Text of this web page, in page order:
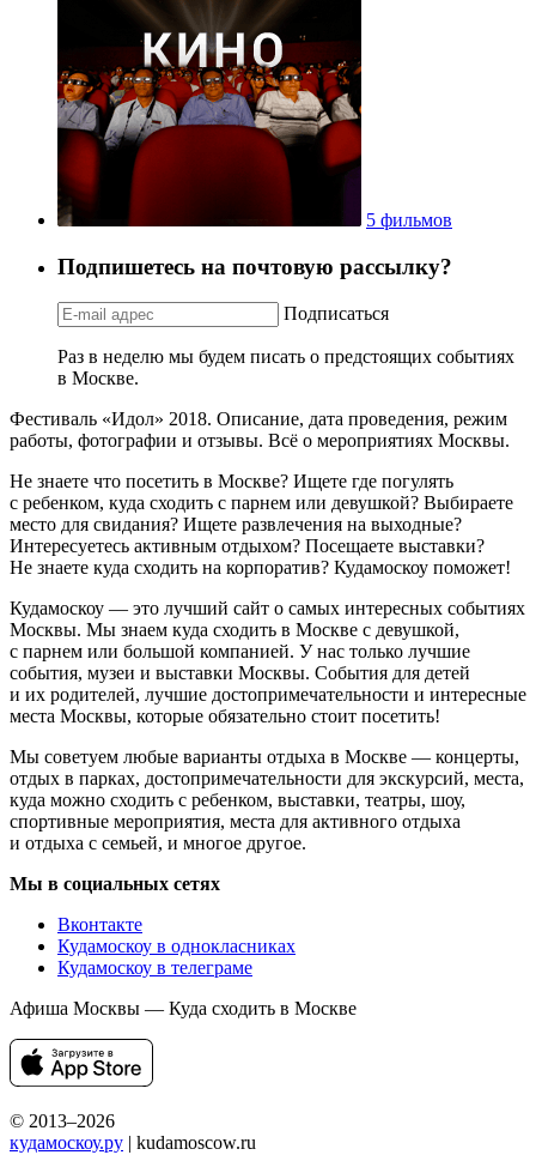
5 фильмов
Подпишетесь на почтовую рассылку?
Подписаться
Раз в неделю мы будем писать о предстоящих событиях
в Москве.
Фестиваль «Идол» 2018. Описание, дата проведения, режим
работы, фотографии и отзывы. Всё о мероприятиях Москвы.
Не знаете что посетить в Москве? Ищете где погулять
с ребенком, куда сходить с парнем или девушкой? Выбираете
место для свидания? Ищете развлечения на выходные?
Интересуетесь активным отдыхом? Посещаете выставки?
Не знаете куда сходить на корпоратив? Кудамоскоу поможет!
Кудамоскоу — это лучший сайт о самых интересных событиях
Москвы. Мы знаем куда сходить в Москве с девушкой,
с парнем или большой компанией. У нас только лучшие
события, музеи и выставки Москвы. События для детей
и их родителей, лучшие достопримечательности и интересные
места Москвы, которые обязательно стоит посетить!
Мы советуем любые варианты отдыха в Москве — концерты,
отдых в парках, достопримечательности для экскурсий, места,
куда можно сходить с ребенком, выставки, театры, шоу,
спортивные мероприятия, места для активного отдыха
и отдыха с семьей, и многое другое.
Мы в социальных сетях
Вконтакте
Кудамоскоу в однокласниках
Кудамоскоу в телеграме
Афиша Москвы — Куда сходить в Москве
© 2013–2026
кудамоскоу.ру | kudamoscow.ru